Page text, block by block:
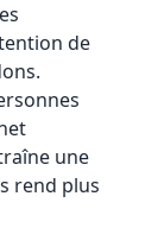
de
une
rend plus